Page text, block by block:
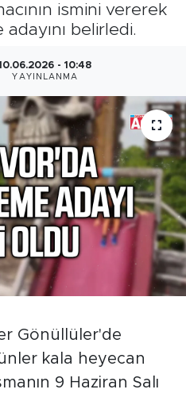
ismini vererek
belirledi.
- 10:48
YAYINLANMA
Gönüllüler'de
kala heyecan
9 Haziran Salı